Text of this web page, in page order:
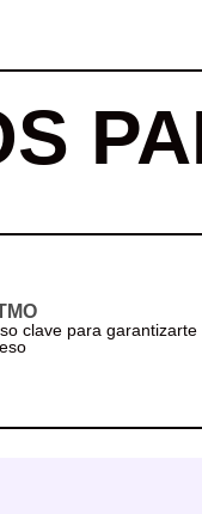
clave para garantizarte